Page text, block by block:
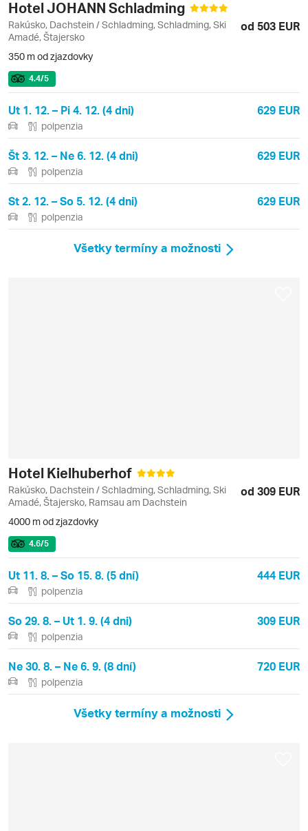
Hotel JOHANN Schladming
Rakúsko, Dachstein / Schladming, Schladming, Ski
Amadé, Štajersko
od 503 EUR
350 m od zjazdovky
4.4/5
Ut 1. 12. – Pi 4. 12. (4 dni) 629 EUR
polpenzia
Št 3. 12. – Ne 6. 12. (4 dni) 629 EUR
polpenzia
St 2. 12. – So 5. 12. (4 dni) 629 EUR
polpenzia
Všetky termíny a možnosti
Hotel Kielhuberhof
Rakúsko, Dachstein / Schladming, Schladming, Ski
Amadé, Štajersko, Ramsau am Dachstein
od 309 EUR
4000 m od zjazdovky
4.6/5
Ut 11. 8. – So 15. 8. (5 dní) 444 EUR
polpenzia
So 29. 8. – Ut 1. 9. (4 dni) 309 EUR
polpenzia
Ne 30. 8. – Ne 6. 9. (8 dní) 720 EUR
polpenzia
Všetky termíny a možnosti